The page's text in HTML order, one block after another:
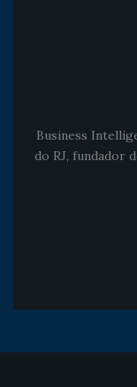
Business
do RJ, fundador